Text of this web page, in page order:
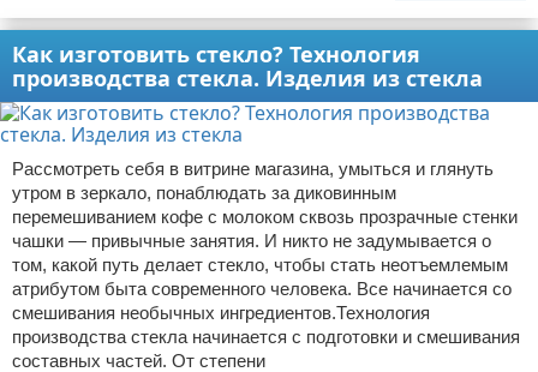
Как изготовить стекло? Технология
производства стекла. Изделия из стекла
Рассмотреть себя в витрине магазина, умыться и глянуть
утром в зеркало, понаблюдать за диковинным
перемешиванием кофе с молоком сквозь прозрачные стенки
чашки — привычные занятия. И никто не задумывается о
том, какой путь делает стекло, чтобы стать неотъемлемым
атрибутом быта современного человека. Все начинается со
смешивания необычных ингредиентов.Технология
производства стекла начинается с подготовки и смешивания
составных частей. От степени